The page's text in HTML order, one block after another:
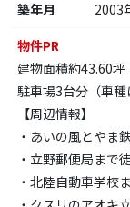
築年月
2003
物件PR
建物面積約43.60
駐車場3台分（車
【周辺情報】
・あいの風とやま
・立野郵便局まで
・北陸自動車学校